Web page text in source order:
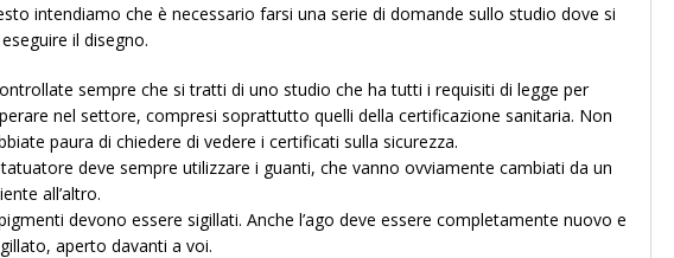
intendiamo che è necessario farsi una serie di domande sullo studio dove si
il disegno.
sempre che si tratti di uno studio che ha tutti i requisiti di legge per
nel settore, compresi soprattutto quelli della certificazione sanitaria. Non
paura di chiedere di vedere i certificati sulla sicurezza.
deve sempre utilizzare i guanti, che vanno ovviamente cambiati da un
all’altro.
devono essere sigillati. Anche l’ago deve essere completamente nuovo e
aperto davanti a voi.